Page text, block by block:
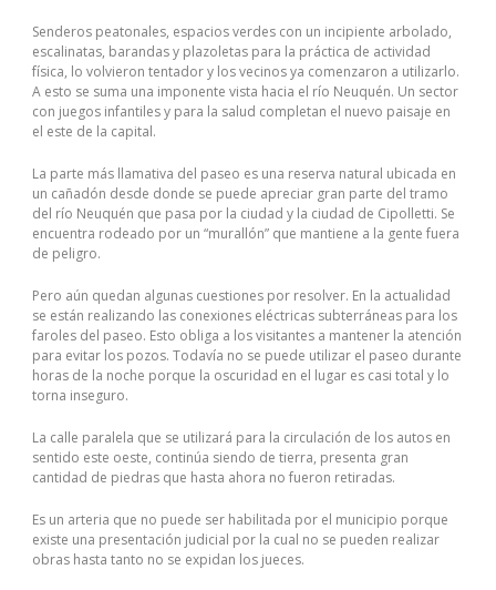
Senderos peatonales, espacios verdes con un incipiente arbolado,
escalinatas, barandas y plazoletas para la práctica de actividad
física, lo volvieron tentador y los vecinos ya comenzaron a utilizarlo.
A esto se suma una imponente vista hacia el río Neuquén. Un sector
con juegos infantiles y para la salud completan el nuevo paisaje en
el este de la capital.
La parte más llamativa del paseo es una reserva natural ubicada en
un cañadón desde donde se puede apreciar gran parte del tramo
del río Neuquén que pasa por la ciudad y la ciudad de Cipolletti. Se
encuentra rodeado por un “murallón” que mantiene a la gente fuera
de peligro.
Pero aún quedan algunas cuestiones por resolver. En la actualidad
se están realizando las conexiones eléctricas subterráneas para los
faroles del paseo. Esto obliga a los visitantes a mantener la atención
para evitar los pozos. Todavía no se puede utilizar el paseo durante
horas de la noche porque la oscuridad en el lugar es casi total y lo
torna inseguro.
La calle paralela que se utilizará para la circulación de los autos en
sentido este oeste, continúa siendo de tierra, presenta gran
cantidad de piedras que hasta ahora no fueron retiradas.
Es un arteria que no puede ser habilitada por el municipio porque
existe una presentación judicial por la cual no se pueden realizar
obras hasta tanto no se expidan los jueces.